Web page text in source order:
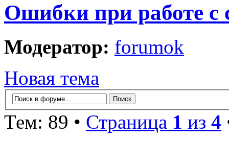
Ошибки при работе с
Модератор: forumok
Новая тема
Тем: 89 • Страница 1 из 4